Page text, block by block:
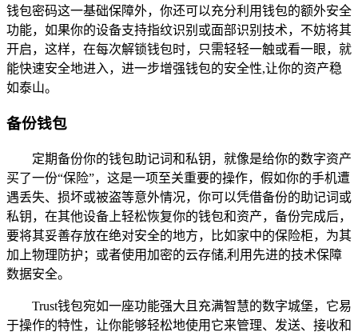
钱包密码这一基础保障外，你还可以充分利用钱包的额外安全
功能，如果你的设备支持指纹识别或面部识别技术，不妨将其
开启，这样，在每次解锁钱包时，只需轻轻一触或看一眼，就
能快速安全地进入，进一步增强钱包的安全性,让你的资产稳
如泰山。
备份钱包
定期备份你的钱包助记词和私钥，就像是给你的数字资产
买了一份“保险”，这是一项至关重要的操作，假如你的手机遭
遇丢失、损坏或被盗等意外情况，你可以凭借备份的助记词或
私钥，在其他设备上轻松恢复你的钱包和资产，备份完成后，
要将其妥善存放在绝对安全的地方，比如家中的保险柜，为其
加上物理防护；或者使用加密的云存储,利用先进的技术保障
数据安全。
Trust钱包宛如一座功能强大且充满智慧的数字城堡，它易
于操作的特性，让你能够轻松地使用它来管理、发送、接收和